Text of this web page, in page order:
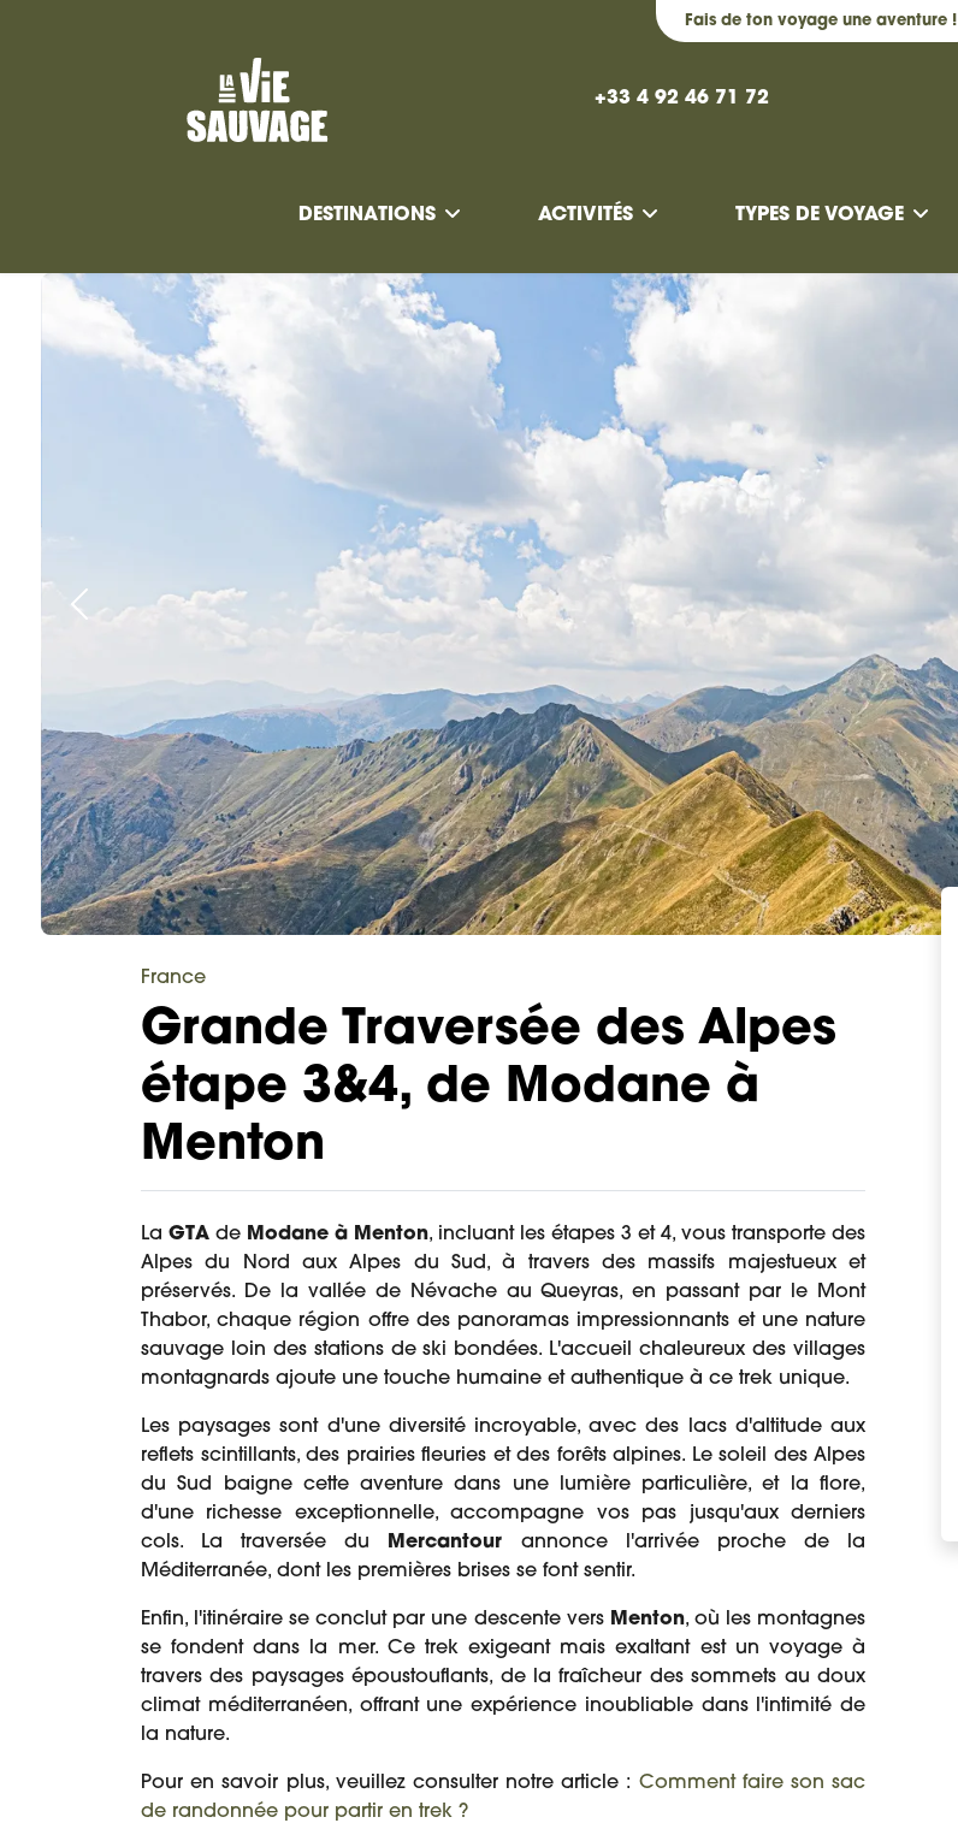
Fais de ton voyage une aventure !
DESTINATIONS ACTIVITÉS TYPES DE VOYAGE
+33 4 92 46 71 72
France
Grande Traversée des Alpes
étape 3&4, de Modane à
Menton
La GTA de Modane à Menton, incluant les étapes 3 et 4, vous transporte des
Alpes du Nord aux Alpes du Sud, à travers des massifs majestueux et
préservés. De la vallée de Névache au Queyras, en passant par le Mont
Thabor, chaque région offre des panoramas impressionnants et une nature
sauvage loin des stations de ski bondées. L'accueil chaleureux des villages
montagnards ajoute une touche humaine et authentique à ce trek unique.
Les paysages sont d'une diversité incroyable, avec des lacs d'altitude aux
reflets scintillants, des prairies fleuries et des forêts alpines. Le soleil des Alpes
du Sud baigne cette aventure dans une lumière particulière, et la flore,
d'une richesse exceptionnelle, accompagne vos pas jusqu'aux derniers
cols. La traversée du
Mercantour annonce l'arrivée proche de la
Méditerranée, dont les premières brises se font sentir.
Enfin, l'itinéraire se conclut par une descente vers Menton, où les montagnes
se fondent dans la mer. Ce trek exigeant mais exaltant est un voyage à
travers des paysages époustouflants, de la fraîcheur des sommets au doux
climat méditerranéen, offrant une expérience inoubliable dans l'intimité de
la nature.
Pour en savoir plus, veuillez consulter notre article : Comment faire son sac
de randonnée pour partir en trek ?